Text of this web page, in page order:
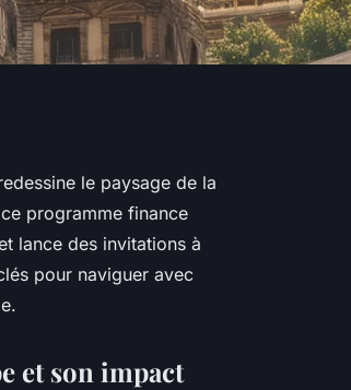
le paysage de la
programme finance
lance des invitations à
pour naviguer avec
et son impact